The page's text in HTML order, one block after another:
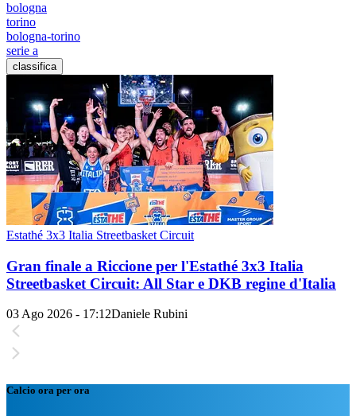
bologna
torino
bologna-torino
serie a
classifica
Estathé 3x3 Italia Streetbasket Circuit
Gran finale a Riccione per l'Estathé 3x3 Italia
Streetbasket Circuit: All Star e DKB regine d'Italia
03 Ago 2026 - 17:12Daniele Rubini
Calcio ora per ora